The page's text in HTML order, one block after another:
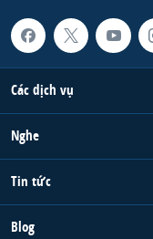
Các dịch vụ
Nghe
Tin tức
Blog